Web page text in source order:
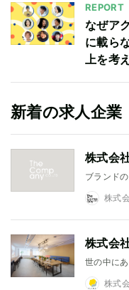
REPORT
なぜア
に載ら
上を考
新着の求人企業
株式会
ブランド
株式
株式会
世の中に
株式